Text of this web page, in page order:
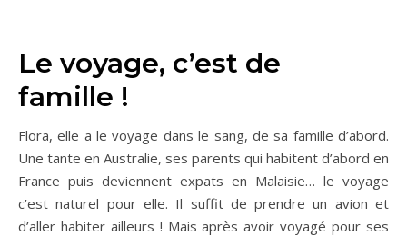
Le voyage, c’est de
famille !
Flora, elle a le voyage dans le sang, de sa famille d’abord.
Une tante en Australie, ses parents qui habitent d’abord en
France puis deviennent expats en Malaisie… le voyage
c’est naturel pour elle. Il suffit de prendre un avion et
d’aller habiter ailleurs ! Mais après avoir voyagé pour ses